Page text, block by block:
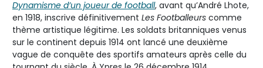
Dynamisme d’un joueur de football, avant qu’André Lhote,
en 1918, inscrive définitivement Les Footballeurs comme
thème artistique légitime. Les soldats britanniques venus
sur le continent depuis 1914 ont lancé une deuxième
vague de conquête des sportifs amateurs après celle du